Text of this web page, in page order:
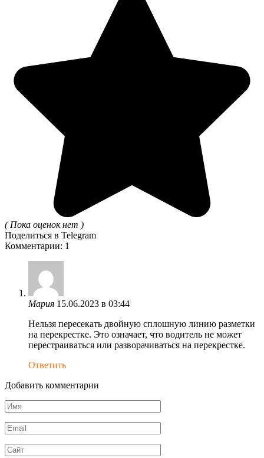
( Пока оценок нет )
Поделиться в Telegram
Комментарии: 1
Мария 15.06.2023 в 03:44
Нельзя пересекать двойную сплошную линию разметки
на перекрестке. Это означает, что водитель не может
перестраиваться или разворачиваться на перекрестке.
Ответить
Добавить комментарии
Имя
*
Email
*
Сайт